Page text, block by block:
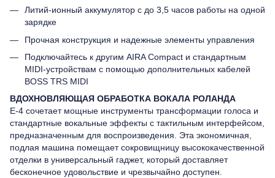
Литий-ионный аккумулятор с до 3,5 часов работы на одной
зарядке
Прочная конструкция и надежные элементы управления
Подключайтесь к другим AIRA Compact и стандартным
MIDI-устройствам с помощью дополнительных кабелей
BOSS TRS MIDI
ВДОХНОВЛЯЮЩАЯ ОБРАБОТКА ВОКАЛА РОЛАНДА
E-4 сочетает мощные инструменты трансформации голоса и
стандартные вокальные эффекты с тактильным интерфейсом,
предназначенным для воспроизведения. Эта экономичная,
подлая машина помещает сокровищницу высококачественной
отделки в универсальный гаджет, который доставляет
бесконечное удовольствие и чрезвычайно доступен.